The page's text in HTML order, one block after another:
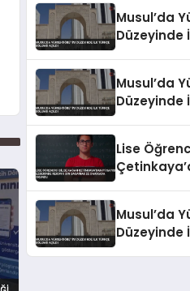
Musul’da
Düzeyinde
Musul’da
Düzeyinde
Lise
Okundu
Musul’da
Düzeyinde